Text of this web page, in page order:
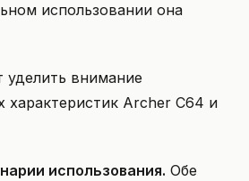
использовании она
уделить внимание
характеристик Archer C64 и
использования. Обе